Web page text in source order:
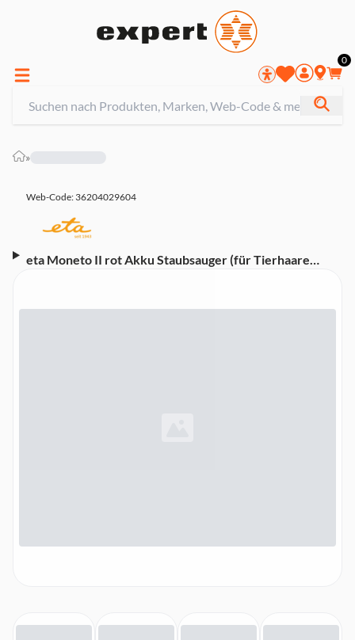
0
»
Web-Code: 36204029604
eta Moneto II rot Akku Staubsauger (für Tierhaare